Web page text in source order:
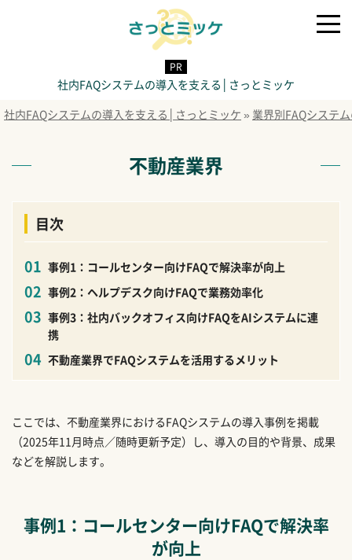
社内FAQシステムの導入を支える│さっとミッケ
社内FAQシステムの導入を支える│さっとミッケ » 業界別FAQシステ
不動産業界
目次
事例1：コールセンター向けFAQで解決率が向上
事例2：ヘルプデスク向けFAQで業務効率化
事例3：社内バックオフィス向けFAQをAIシステムに連
携
不動産業界でFAQシステムを活用するメリット
ここでは、不動産業界におけるFAQシステムの導入事例を掲載
（2025年11月時点／随時更新予定）し、導入の目的や背景、成果
などを解説します。
事例1：コールセンター向けFAQで解決率
が向上